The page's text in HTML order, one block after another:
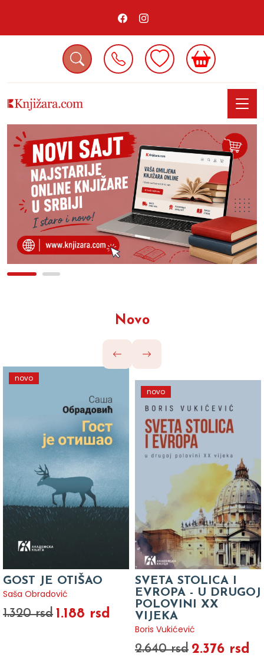
Novo
novo
GOST JE OTIŠAO
Saša Obradović
1.320 rsd 1.188 rsd
novo
SVETA STOLICA I
EVROPA - U DRUGOJ
POLOVINI XX
VIJEKA
Boris Vukićević
2.640 rsd 2.376 rsd